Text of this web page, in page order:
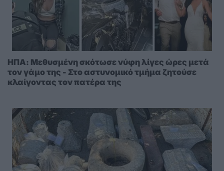
ΗΠΑ: Μεθυσμένη σκότωσε νύφη λίγες ώρες μετά
τον γάμο της - Στο αστυνομικό τμήμα ζητούσε
κλαίγοντας τον πατέρα της